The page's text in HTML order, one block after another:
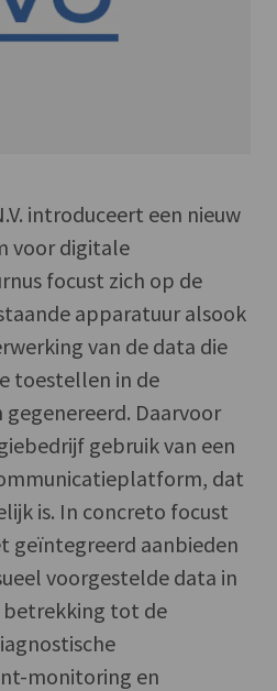
introduceert een nieuw
voor digitale
focust zich op de
apparatuur alsook
van de data die
toestellen in de
Daarvoor
gebruik van een
dat
is. In concreto focust
geïntegreerd aanbieden
voorgestelde data in
tot de
monitoring en